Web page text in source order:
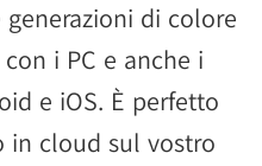
di colore
i PC e anche i
e iOS. È perfetto
in cloud sul vostro